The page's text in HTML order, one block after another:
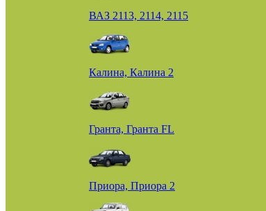
ВАЗ 2113, 2114, 2115
Калина, Калина 2
Гранта, Гранта FL
Приора, Приора 2